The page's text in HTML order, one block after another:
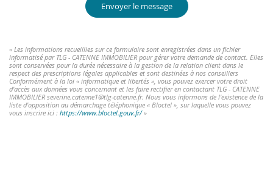
Envoyer le message
« Les informations recueillies sur ce formulaire sont enregistrées dans un fichier
informatisé par TLG - CATENNE IMMOBILIER pour gérer votre demande de contact. Elles
sont conservées pour la durée nécessaire à la gestion de la relation client dans le
respect des prescriptions légales applicables et sont destinées à nos conseillers
Conformément à la loi « informatique et libertés », vous pouvez exercer votre droit
d'accès aux données vous concernant et les faire rectifier en contactant TLG - CATENNE
IMMOBILIER severine.catenne1@tlg-catenne.fr. Nous vous informons de l'existence de la
liste d'opposition au démarchage téléphonique « Bloctel », sur laquelle vous pouvez
vous inscrire ici : https://www.bloctel.gouv.fr/»